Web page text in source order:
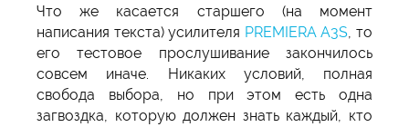
Что же касается старшего (на момент
написания текста) усилителя PREMIERA A3S, то
его тестовое прослушивание закончилось
совсем иначе. Никаких условий, полная
свобода выбора, но при этом есть одна
загвоздка, которую должен знать каждый, кто